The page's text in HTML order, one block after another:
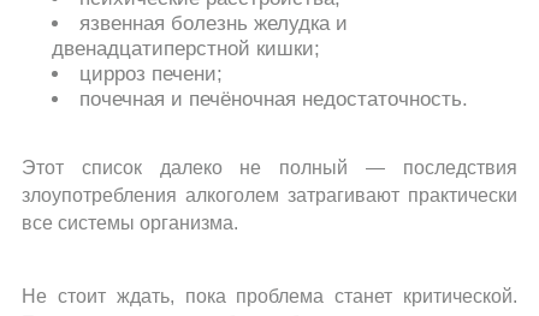
язвенная болезнь желудка и
двенадцатиперстной кишки;
цирроз печени;
почечная и печёночная недостаточность.
Этот список далеко не полный — последствия
злоупотребления алкоголем затрагивают практически
все системы организма.
Не стоит ждать, пока проблема станет критической.